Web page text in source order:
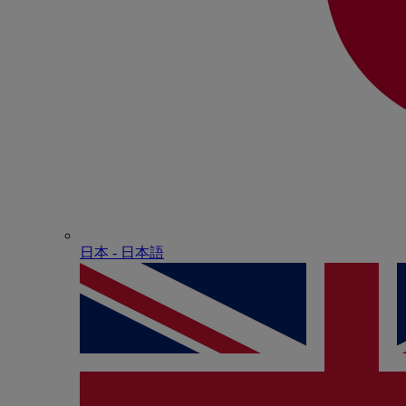
日本 - ⽇本語